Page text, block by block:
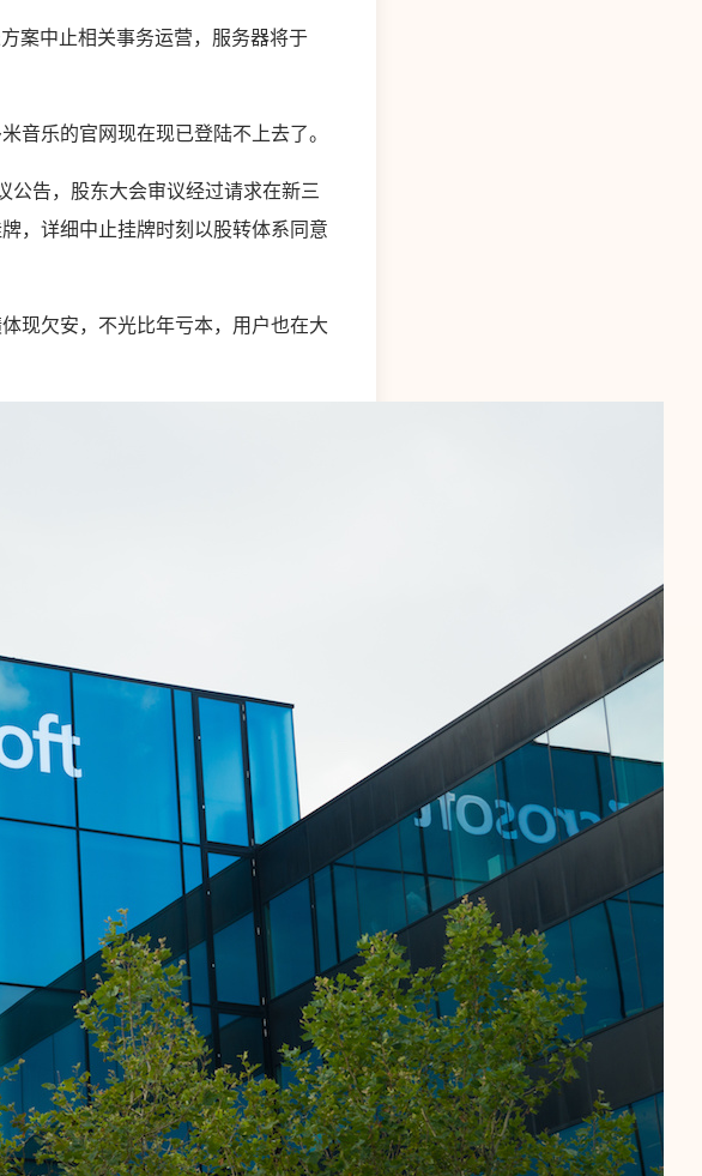
案中止相关事务运营，服务器将于
音乐的官网现在现已登陆不上去了。
告，股东大会审议经过请求在新三
，详细中止挂牌时刻以股转体系同意
现欠安，不光比年亏本，用户也在大